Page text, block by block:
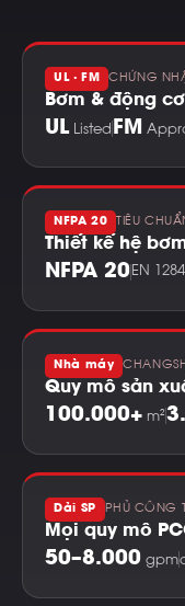
UL · FM CHỨNG
Bơm & động
ULListed FM
NFPA 20 TIÊU
Thiết kế hệ
NFPA 20 EN
Nhà máy
Quy mô sản
100.000+ m²
Dải SP PHỦ CÔNG
Mọi quy mô
50–8.000 gpm